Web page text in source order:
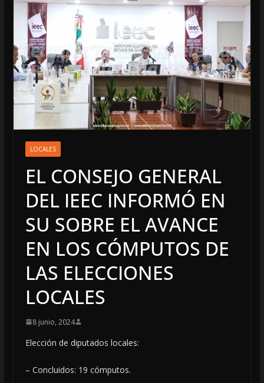
LOCALES
EL CONSEJO GENERAL
DEL IEEC INFORMÓ EN
SU SOBRE EL AVANCE
EN LOS CÓMPUTOS DE
LAS ELECCIONES
LOCALES
8 junio, 2024
Elección de diputados locales:
– Concluidos: 19 cómputos.